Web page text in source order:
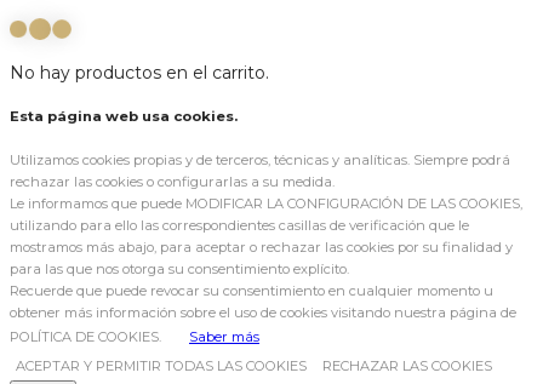
No hay productos en el carrito.
Esta página web usa cookies.
Utilizamos cookies propias y de terceros, técnicas y analíticas. Siempre podrá
rechazar las cookies o configurarlas a su medida.
Le informamos que puede MODIFICAR LA CONFIGURACIÓN DE LAS COOKIES,
utilizando para ello las correspondientes casillas de verificación que le
mostramos más abajo, para aceptar o rechazar las cookies por su finalidad y
para las que nos otorga su consentimiento explícito.
Recuerde que puede revocar su consentimiento en cualquier momento u
obtener más información sobre el uso de cookies visitando nuestra página de
POLÍTICA DE COOKIES.
Saber más
ACEPTAR Y PERMITIR TODAS LAS COOKIES
RECHAZAR LAS COOKIES